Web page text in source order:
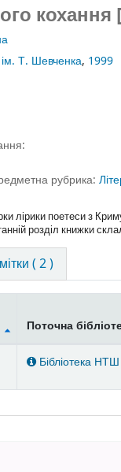
кохання
Т. Шевченка, 1999
рубрика:
лірики поетеси з
розділ книжки
( 2 )
Поточна
Бібліотека НТШ